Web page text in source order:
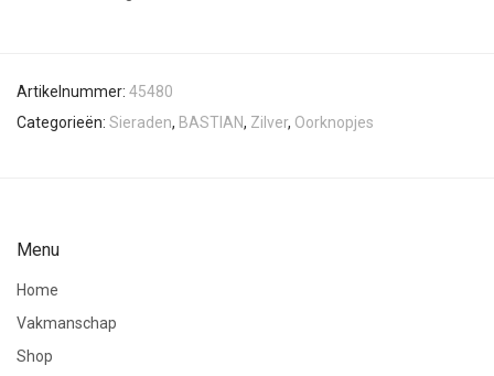
Artikelnummer: 45480
Categorieën: Sieraden, BASTIAN, Zilver, Oorknopjes
Menu
Home
Vakmanschap
Shop